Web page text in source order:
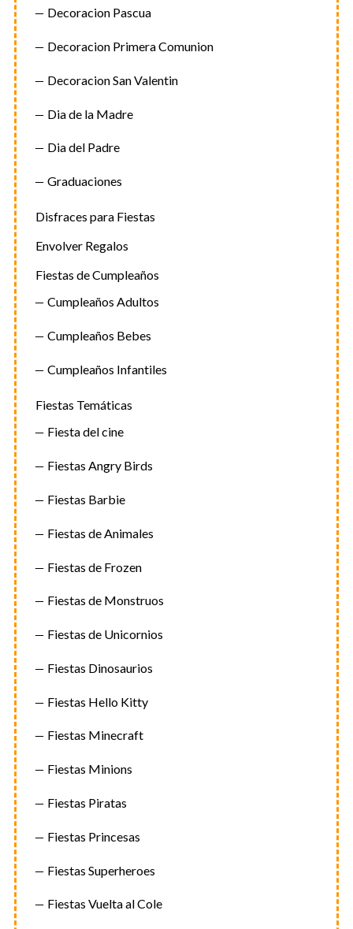
Decoracion Pascua
Decoracion Primera Comunion
Decoracion San Valentin
Dia de la Madre
Dia del Padre
Graduaciones
Disfraces para Fiestas
Envolver Regalos
Fiestas de Cumpleaños
Cumpleaños Adultos
Cumpleaños Bebes
Cumpleaños Infantiles
Fiestas Temáticas
Fiesta del cine
Fiestas Angry Birds
Fiestas Barbie
Fiestas de Animales
Fiestas de Frozen
Fiestas de Monstruos
Fiestas de Unicornios
Fiestas Dinosaurios
Fiestas Hello Kitty
Fiestas Minecraft
Fiestas Minions
Fiestas Piratas
Fiestas Princesas
Fiestas Superheroes
Fiestas Vuelta al Cole